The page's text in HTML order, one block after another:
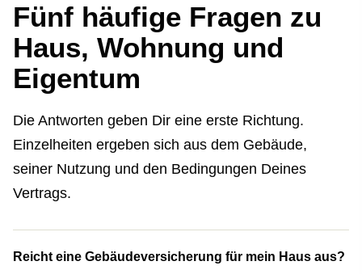
Fünf häufige Fragen zu
Haus, Wohnung und
Eigentum
Die Antworten geben Dir eine erste Richtung.
Einzelheiten ergeben sich aus dem Gebäude,
seiner Nutzung und den Bedingungen Deines
Vertrags.
Reicht eine Gebäudeversicherung für mein Haus aus?